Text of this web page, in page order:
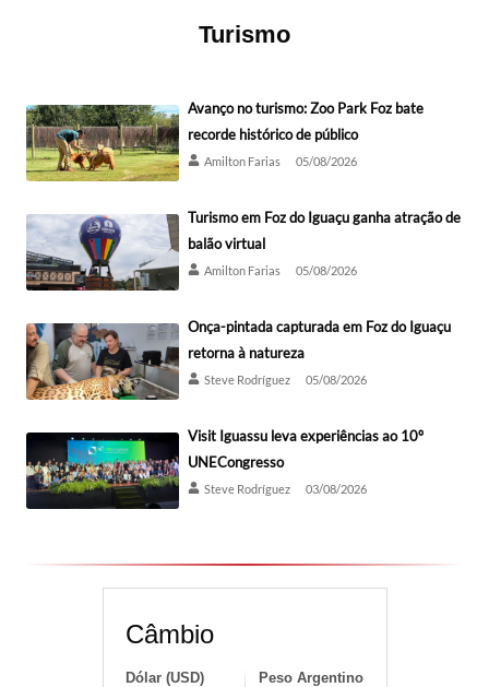
Turismo
Avanço no turismo: Zoo Park Foz bate
recorde histórico de público
Amilton Farias 05/08/2026
Turismo em Foz do Iguaçu ganha atração de
balão virtual
Amilton Farias 05/08/2026
Onça-pintada capturada em Foz do Iguaçu
retorna à natureza
Steve Rodríguez 05/08/2026
Visit Iguassu leva experiências ao 10º
UNECongresso
Steve Rodríguez 03/08/2026
Câmbio
Dólar (USD) Peso Argentino